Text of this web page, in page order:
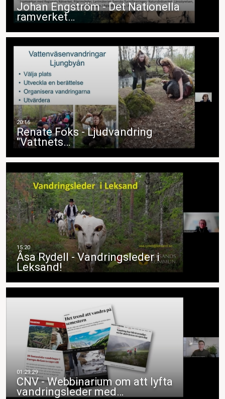
Johan Engström - Det Nationella
ramverket…
Renate Foks - Ljudvandring
"Vattnets…
Åsa Rydell - Vandringsleder i
Leksand!
CNV - Webbinarium om att lyfta
vandringsleder med…